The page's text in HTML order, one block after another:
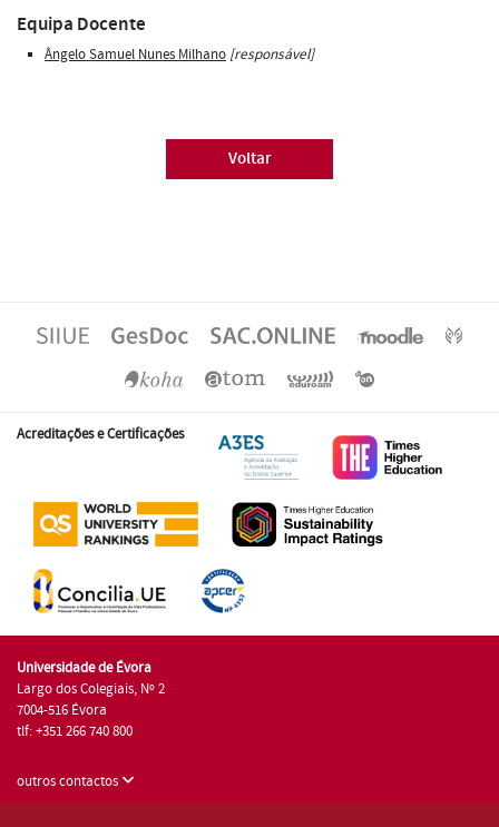
Equipa Docente
Ângelo Samuel Nunes Milhano [responsável]
Voltar
Acreditações e Certificações
Universidade de Évora
Largo dos Colegiais, Nº 2
7004-516 Évora
tlf: +351 266 740 800
outros contactos